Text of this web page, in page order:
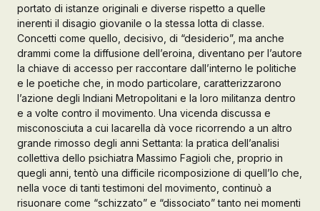
portato di istanze originali e diverse rispetto a quelle
inerenti il disagio giovanile o la stessa lotta di classe.
Concetti come quello, decisivo, di “desiderio”, ma anche
drammi come la diffusione dell’eroina, diventano per l’autore
la chiave di accesso per raccontare dall’interno le politiche
e le poetiche che, in modo particolare, caratterizzarono
l’azione degli Indiani Metropolitani e la loro militanza dentro
e a volte contro il movimento. Una vicenda discussa e
misconosciuta a cui Iacarella dà voce ricorrendo a un altro
grande rimosso degli anni Settanta: la pratica dell’analisi
collettiva dello psichiatra Massimo Fagioli che, proprio in
quegli anni, tentò una difficile ricomposizione di quell’Io che,
nella voce di tanti testimoni del movimento, continuò a
risuonare come “schizzato” e “dissociato” tanto nei momenti